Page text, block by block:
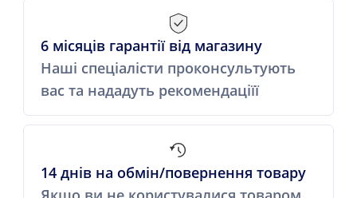
6 місяців гарантії від магазину
Наші спеціалісти проконсультують
вас та нададуть рекомендаціїї
14 днів на обмін/повернення товару